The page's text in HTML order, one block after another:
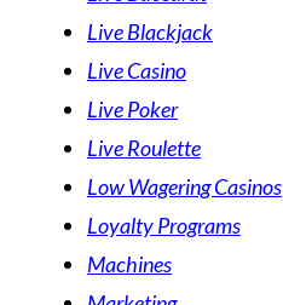
Live Blackjack
Live Casino
Live Poker
Live Roulette
Low Wagering Casinos
Loyalty Programs
Machines